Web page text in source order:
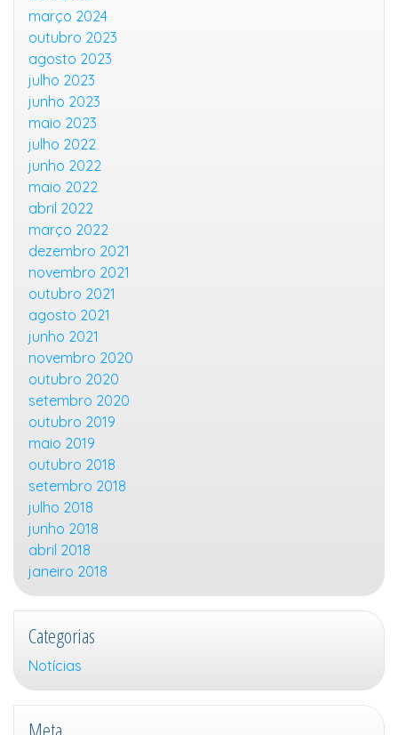
março 2024
outubro 2023
agosto 2023
julho 2023
junho 2023
maio 2023
julho 2022
junho 2022
maio 2022
abril 2022
março 2022
dezembro 2021
novembro 2021
outubro 2021
agosto 2021
junho 2021
novembro 2020
outubro 2020
setembro 2020
outubro 2019
maio 2019
outubro 2018
setembro 2018
julho 2018
junho 2018
abril 2018
janeiro 2018
Categorias
Notícias